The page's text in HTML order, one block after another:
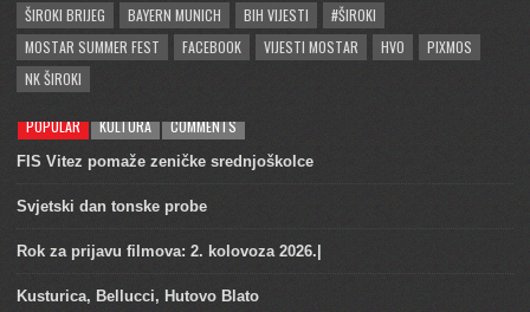
ŠIROKI BRIJEG
BAYERN MUNICH BIH VIJESTI
#ŠIROKI
MOSTAR SUMMER FEST
FACEBOOK VIJESTI MOSTAR HVO
PIXMOS
NK ŠIROKI
POPULAR KULTURA COMMENTS
FIS Vitez pomaže zeničke srednjoškolce
Svjetski dan tonske probe
Rok za prijavu filmova: 2. kolovoza 2026.|
Kusturica, Bellucci, Hutovo Blato